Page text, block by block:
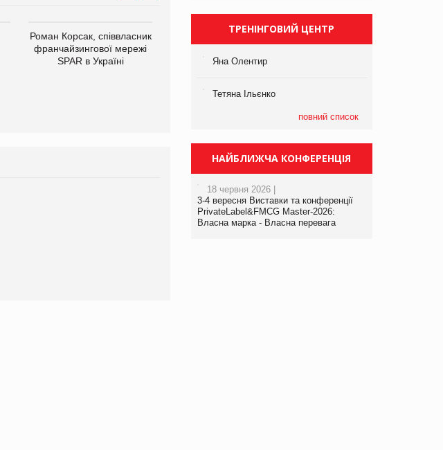
Роман Корсак, співвласник
франчайзингової мережі
SPAR в Україні
Олексій Логачов-Михайлов
департаменту з
Яна Сараніна, директор
Брагина Людмила
Просування компанії на
порталі оптової та
ТРЕНІНГОВИЙ ЦЕНТР
Яна Олентир
Тетяна Ільєнко
повний список
НАЙБЛИЖЧА КОНФЕРЕНЦІЯ
18 червня 2026 |
3-4 вересня Виставки та конференції
PrivateLabel&FMCG Master-2026:
Власна марка - Власна перевага